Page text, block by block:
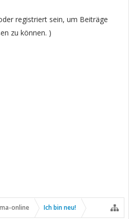
registriert sein, um Beiträge
zu können. )
online Ich bin neu!